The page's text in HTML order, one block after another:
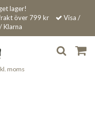
lager!
över 799 kr
Visa /
Klarna
moms